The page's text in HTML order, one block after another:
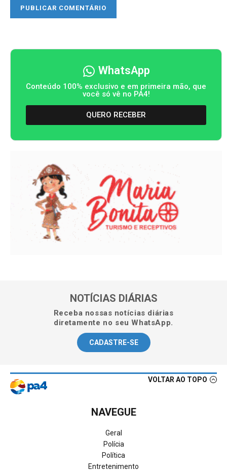
WhatsApp
Conteúdo 100% exclusivo e em primeira mão, que
você só vê no PA4!
QUERO RECEBER
NOTÍCIAS DIÁRIAS
Receba nossas notícias diárias
diretamente no seu WhatsApp.
CADASTRE-SE
VOLTAR AO TOPO
NAVEGUE
Geral
Polícia
Política
Entretenimento